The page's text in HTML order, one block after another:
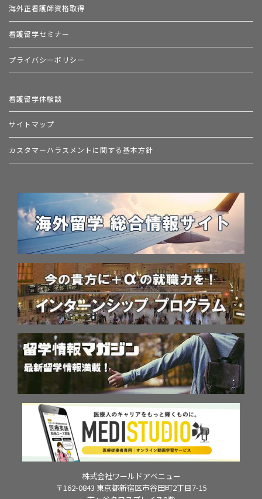
海外正看護師資格取得
看護留学セミナー
プライバシーポリシー
看護留学体験談
サイトマップ
カスタマーハラスメントに関する基本方針
株式会社ワールドアベニュー
〒162-0843 東京都新宿区市谷田町2丁目7-15